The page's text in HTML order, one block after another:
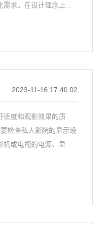
求。在设计理念上...
2023-11-16 17:40:02
适度和观影效果的质
检查私人影院的显示设
或电视的电源、显